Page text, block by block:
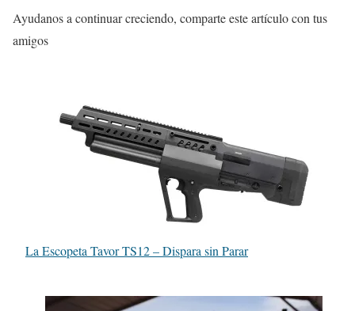
Ayudanos a continuar creciendo, comparte este artículo con tus
amigos
La Escopeta Tavor TS12 – Dispara sin Parar